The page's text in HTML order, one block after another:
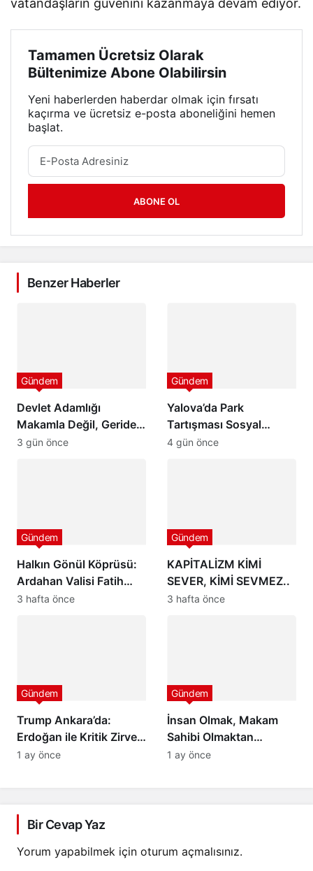
vatandaşların güvenini kazanmaya devam ediyor.
Tamamen Ücretsiz Olarak
Bültenimize Abone Olabilirsin
Yeni haberlerden haberdar olmak için fırsatı
kaçırma ve ücretsiz e-posta aboneliğini hemen
başlat.
ABONE OL
Benzer Haberler
Devlet Adamlığı
Makamla Değil, Geride
Bıraktığı İzle Ölçülür
Gündem
3 gün önce
Yalova’da Park
Tartışması Sosyal
Medyada Büyük Yankı
Gündem
4 gün önce
Halkın Gönül Köprüsü:
Ardahan Valisi Fatih
Mehmet Çiçekli
Gündem
3 hafta önce
KAPİTALİZM KİMİ
SEVER, KİMİ SEVMEZ..
Gündem
3 hafta önce
Trump Ankara’da:
Erdoğan ile Kritik Zirve!
Türkiye-ABD
Gündem
1 ay önce
İnsan Olmak, Makam
Sahibi Olmaktan
Üstündür..
Gündem
1 ay önce
Bir Cevap Yaz
Yorum yapabilmek için oturum açmalısınız.